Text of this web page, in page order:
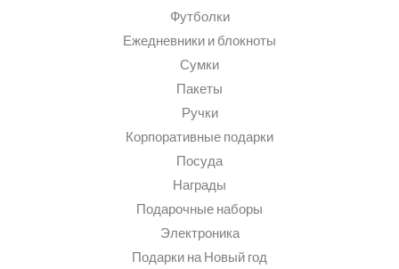
Футболки
Ежедневники и блокноты
Сумки
Пакеты
Ручки
Корпоративные подарки
Посуда
Награды
Подарочные наборы
Электроника
Подарки на Новый год